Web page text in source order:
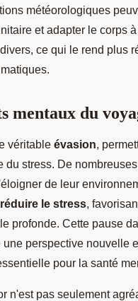
météorologiques
et adapter le corps
ce qui le rend plus
mentaux du
véritable évasion,
du stress. De
de leur
réduire le stress,
profonde. Cette pause
perspective nouvelle
pour la santé
n'est pas seulement